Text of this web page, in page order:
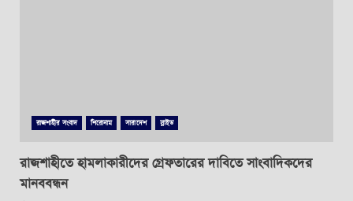
রাজশাহীর সংবাদ শিরোনাম সারাদেশ স্লাইড
রাজশাহীতে হামলাকারীদের গ্রেফতারের দাবিতে সাংবাদিকদের
মানববন্ধন